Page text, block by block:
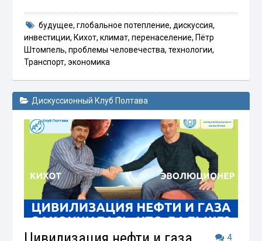
будущее, глобальное потепление, дискуссия,
инвестиции, Кихот,климат,перенаселение, Пётр
Штомпель,проблемы человечества,технологии,
Транспорт,экономика
Дискуссионный Клуб Полтава
4